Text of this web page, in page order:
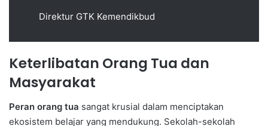
Direktur GTK Kemendikbud
Keterlibatan Orang Tua dan
Masyarakat
Peran orang tua sangat krusial dalam menciptakan
ekosistem belajar yang mendukung. Sekolah-sekolah